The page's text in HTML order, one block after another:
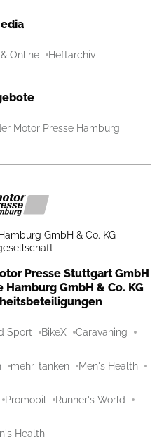
Online Heftarchiv
Motor Presse Hamburg
GmbH & Co. KG
Presse Stuttgart GmbH
Hamburg GmbH & Co. KG
Sport BikeX Caravaning
mehr-tanken Men's Health
Promobil Runner's World
Health